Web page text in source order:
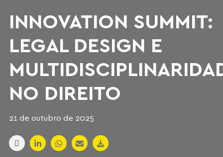
INNOVATION SUMMIT:
LEGAL DESIGN E
NO DIREITO
21 de outubro de 2025